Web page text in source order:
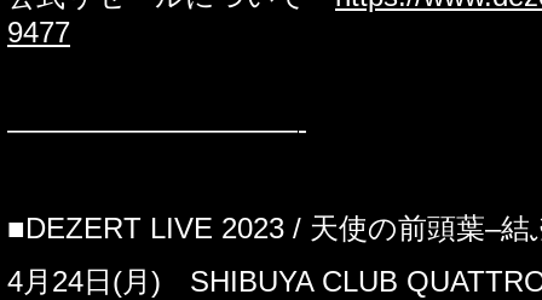
9477
——————————-
■DEZERT LIVE 2023 / 天使の前頭葉–結
4月 24日 (月 )
SHIBUYA CLUB